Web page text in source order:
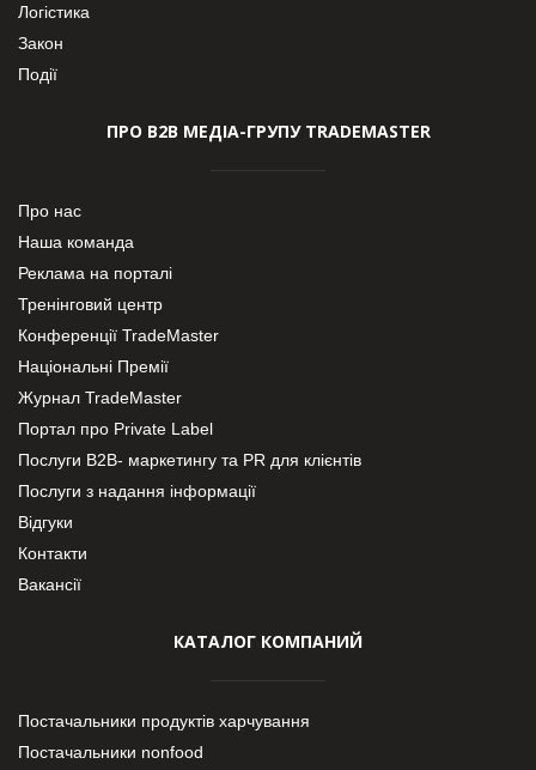
Логістика
Закон
Події
ПРО В2В МЕДІА-ГРУПУ TRADEMASTER
Про нас
Наша команда
Реклама на порталі
Тренінговий центр
Конференції TradeMaster
Національні Премії
Журнал TradeMaster
Портал про Private Label
Послуги В2В- маркетингу та PR для клієнтів
Послуги з надання інформації
Відгуки
Контакти
Вакансії
КАТАЛОГ КОМПАНИЙ
Постачальники продуктів харчування
Постачальники nonfood